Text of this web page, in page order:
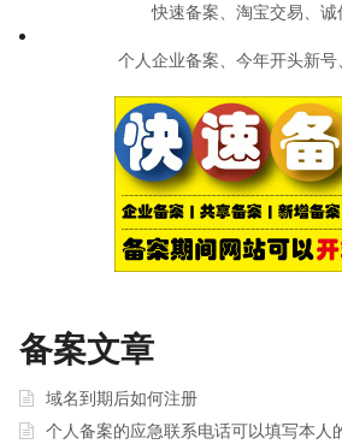
快速备案、淘宝交易、诚
个人企业备案、今年开头新
备案文章
域名到期后如何注册
个人备案的应急联系电话可以填写本人